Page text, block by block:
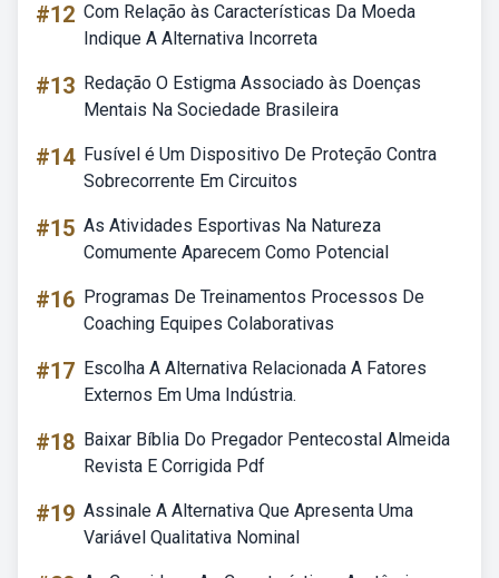
#12 Com Relação às Características Da Moeda
Indique A Alternativa Incorreta
#13 Redação O Estigma Associado às Doenças
Mentais Na Sociedade Brasileira
#14 Fusível é Um Dispositivo De Proteção Contra
Sobrecorrente Em Circuitos
#15 As Atividades Esportivas Na Natureza
Comumente Aparecem Como Potencial
#16 Programas De Treinamentos Processos De
Coaching Equipes Colaborativas
#17 Escolha A Alternativa Relacionada A Fatores
Externos Em Uma Indústria.
#18 Baixar Bíblia Do Pregador Pentecostal Almeida
Revista E Corrigida Pdf
#19 Assinale A Alternativa Que Apresenta Uma
Variável Qualitativa Nominal